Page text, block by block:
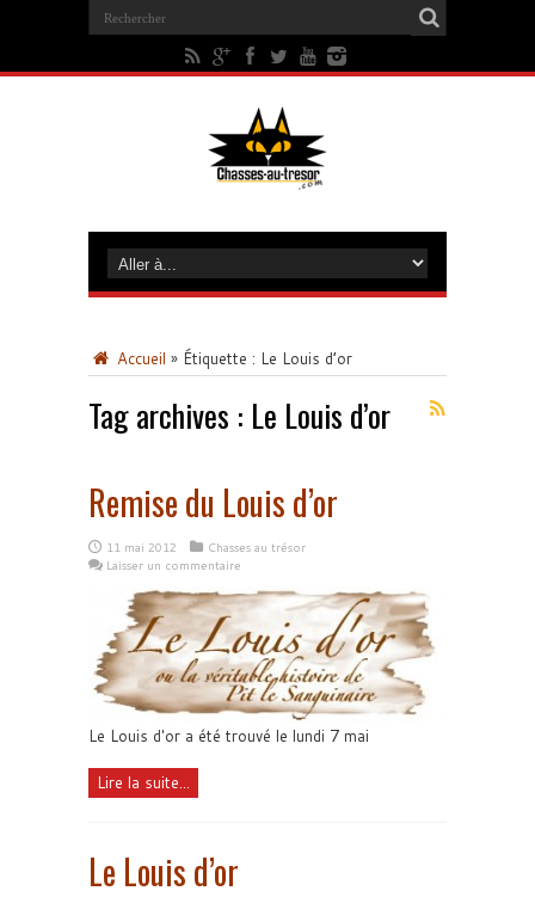
Accueil » Étiquette : Le Louis d’or
Tag archives : Le Louis d’or
Remise du Louis d’or
11 mai 2012
Chasses au trésor
Laisser un commentaire
Le Louis d'or a été trouvé le lundi 7 mai
Lire la suite...
Le Louis d’or